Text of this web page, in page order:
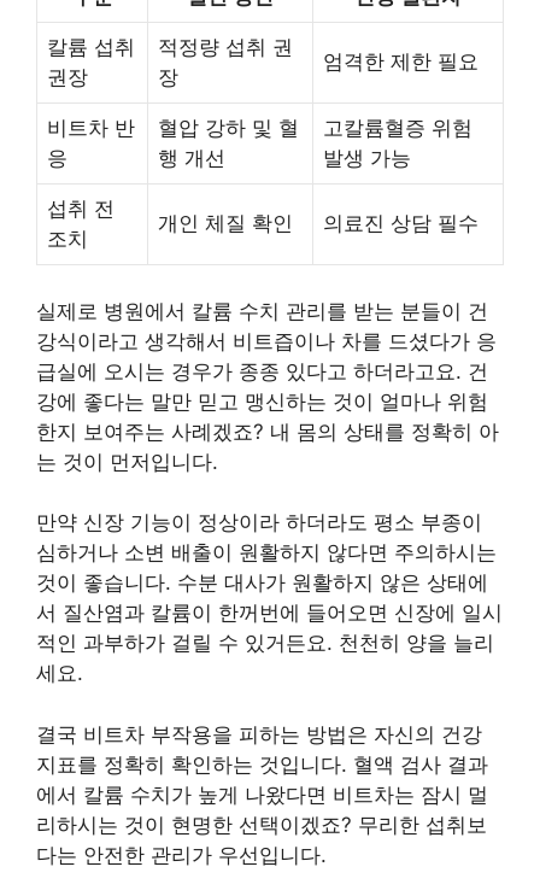
칼륨 섭취
권장
적정량 섭취 권
장
엄격한 제한 필요
비트차 반
응
혈압 강하 및 혈
행 개선
고칼륨혈증 위험
발생 가능
섭취 전
조치
개인 체질 확인 의료진 상담 필수
실제로 병원에서 칼륨 수치 관리를 받는 분들이 건
강식이라고 생각해서 비트즙이나 차를 드셨다가 응
급실에 오시는 경우가 종종 있다고 하더라고요. 건
강에 좋다는 말만 믿고 맹신하는 것이 얼마나 위험
한지 보여주는 사례겠죠? 내 몸의 상태를 정확히 아
는 것이 먼저입니다.
만약 신장 기능이 정상이라 하더라도 평소 부종이
심하거나 소변 배출이 원활하지 않다면 주의하시는
것이 좋습니다. 수분 대사가 원활하지 않은 상태에
서 질산염과 칼륨이 한꺼번에 들어오면 신장에 일시
적인 과부하가 걸릴 수 있거든요. 천천히 양을 늘리
세요.
결국 비트차 부작용을 피하는 방법은 자신의 건강
지표를 정확히 확인하는 것입니다. 혈액 검사 결과
에서 칼륨 수치가 높게 나왔다면 비트차는 잠시 멀
리하시는 것이 현명한 선택이겠죠? 무리한 섭취보
다는 안전한 관리가 우선입니다.